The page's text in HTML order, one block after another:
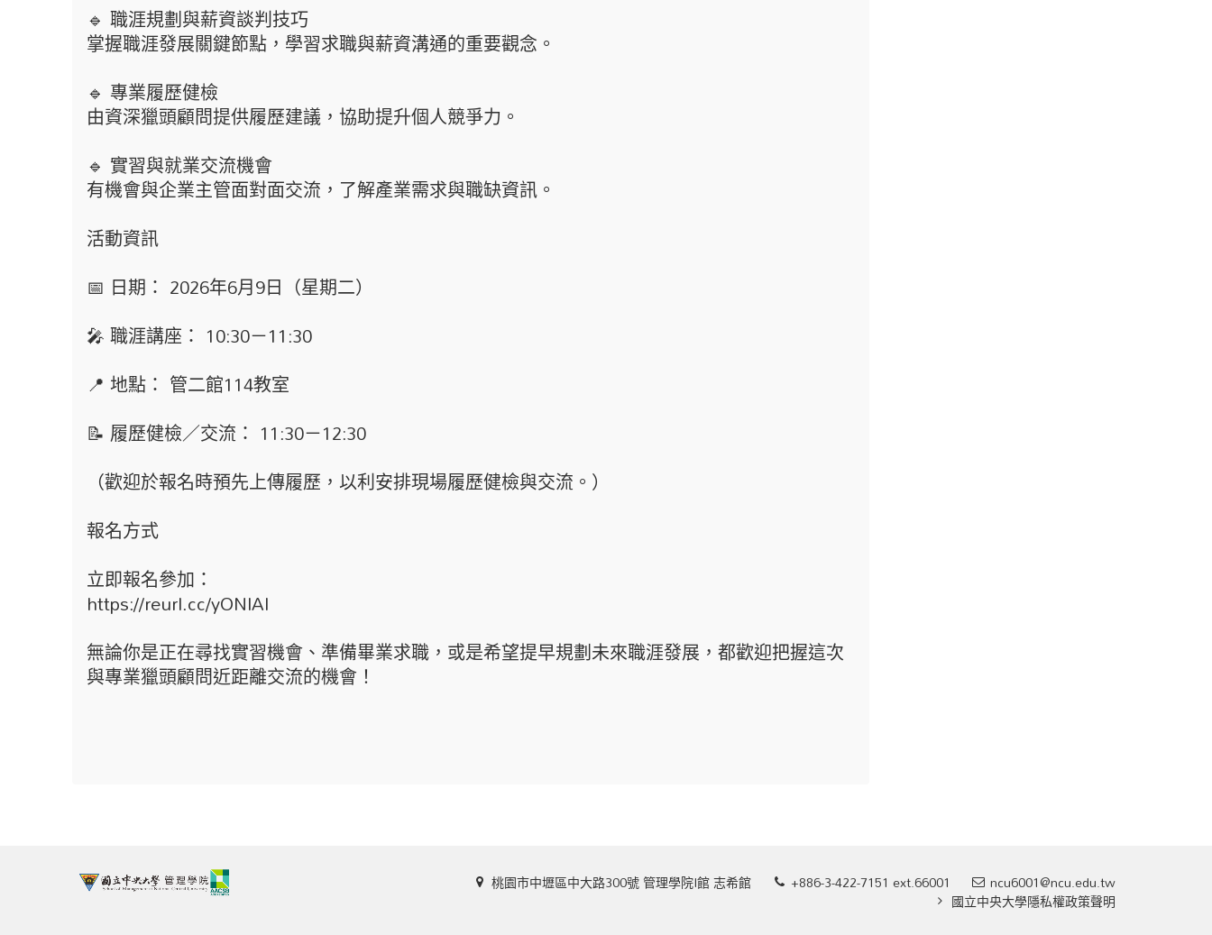
🔹 職涯規劃與薪資談判技巧
掌握職涯發展關鍵節點，學習求職與薪資溝通的重要觀念。
🔹 專業履歷健檢
由資深獵頭顧問提供履歷建議，協助提升個人競爭力。
🔹 實習與就業交流機會
有機會與企業主管面對面交流，了解產業需求與職缺資訊。
活動資訊
📅 日期： 2026年6月9日（星期二）
🎤 職涯講座： 10:30－11:30
📍 地點： 管二館114教室
📝 履歷健檢／交流： 11:30－12:30
（歡迎於報名時預先上傳履歷，以利安排現場履歷健檢與交流。）
報名方式
立即報名參加：
https://reurl.cc/yONlAl
無論你是正在尋找實習機會、準備畢業求職，或是希望提早規劃未來職涯發展，都歡迎把握這次
與專業獵頭顧問近距離交流的機會！
桃園市中壢區中大路300號 管理學院I館 志希館 +886-3-422-7151 ext.66001 ncu6001@ncu.edu.tw
國立中央大學隱私權政策聲明